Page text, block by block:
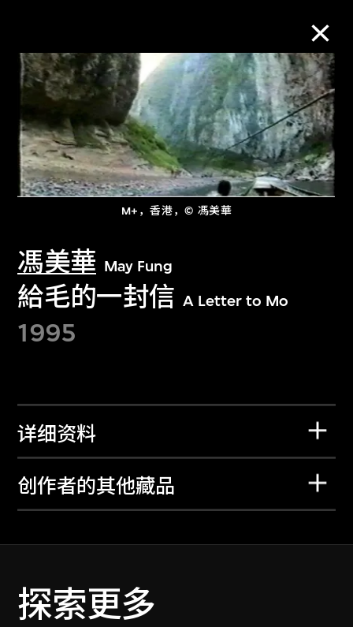
M+，香港，© 馮美華
馮美華 May Fung
給毛的一封信 A Letter to Mo
1995
详细资料
创作者的其他藏品
探索更多
M+藏品
进一步筛选 搜索
关于M+藏品
探索世界顶级的二十及二十一世纪视觉
文化藏品。